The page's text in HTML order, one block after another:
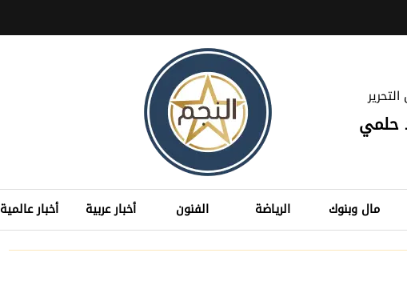
حلمي
مال وبنوك الرياضة الفنون أخبار عربية أخبار عالمية